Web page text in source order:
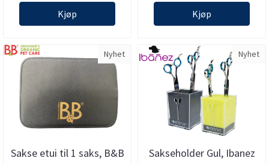
Kjøp Kjøp
Nyhet
Sakse etui til 1 saks, B&B
Nyhet
Sakseholder Gul, Ibanez